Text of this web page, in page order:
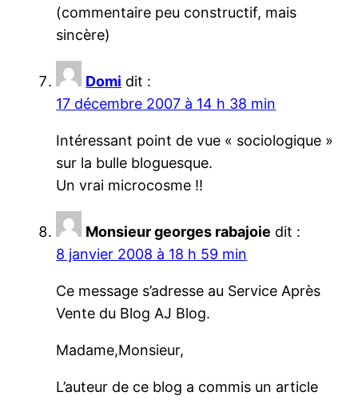
(commentaire peu constructif, mais
sincère)
Domi dit :
17 décembre 2007 à 14 h 38 min
Intéressant point de vue « sociologique »
sur la bulle bloguesque.
Un vrai microcosme !!
Monsieur georges rabajoie dit :
8 janvier 2008 à 18 h 59 min
Ce message s’adresse au Service Après
Vente du Blog AJ Blog.
Madame,Monsieur,
L’auteur de ce blog a commis un article